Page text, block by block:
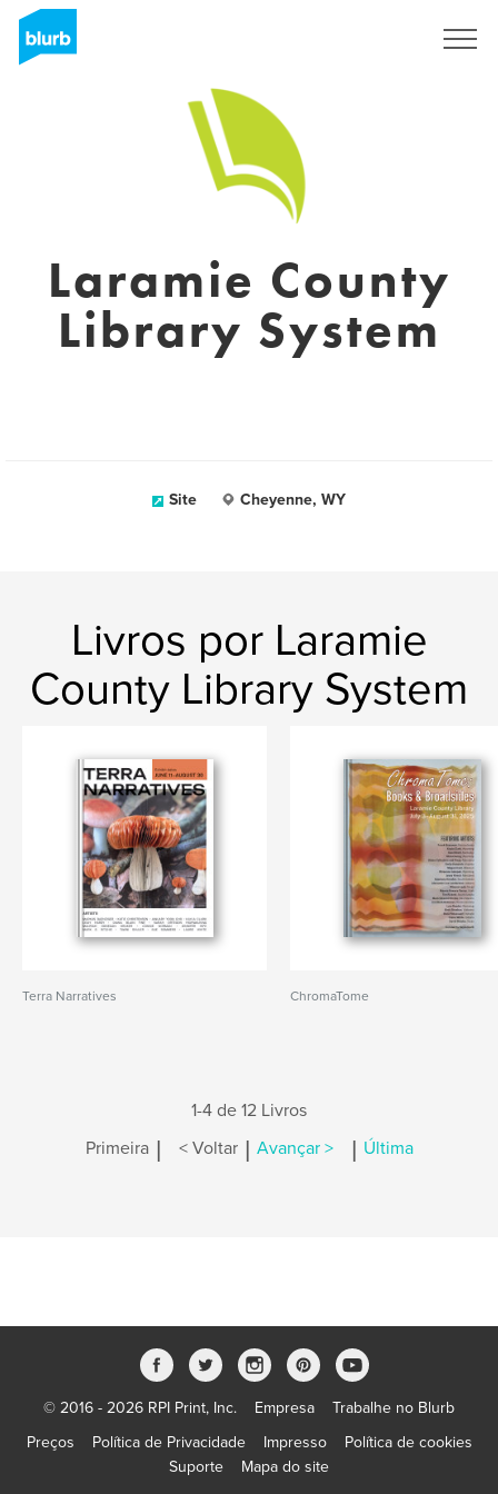
Laramie County
Library System
Site Cheyenne, WY
Livros por Laramie
County Library System
Terra Narratives ChromaTome
1-4 de 12 Livros
Primeira | < Voltar | Avançar > | Última
© 2016 - 2026 RPI Print, Inc. Empresa
Trabalhe no Blurb
Preços
Política de Privacidade Impresso
Política de cookies
Suporte
Mapa do site